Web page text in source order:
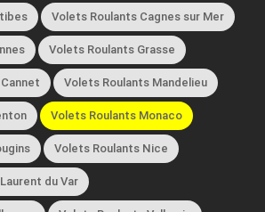
Volets Roulants Cagnes sur Mer
Volets Roulants Grasse
Volets Roulants Mandelieu
Volets Roulants Monaco
Volets Roulants Nice
du Var